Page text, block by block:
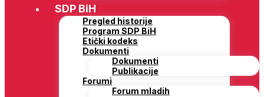
SDP BiH
Pregled historije
Program SDP BiH
Etički kodeks
Dokumenti
Dokumenti
Publikacije
Forumi
Forum mladih